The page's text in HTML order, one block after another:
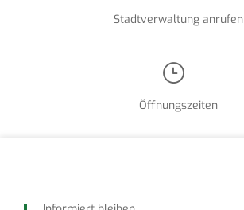
Stadtverwaltung anrufen
Öffnungszeiten